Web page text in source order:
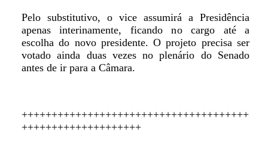
Pelo substitutivo, o vice assumirá a Presidência
apenas interinamente, ficando no cargo até a
escolha do novo presidente. O projeto precisa ser
votado ainda duas vezes no plenário do Senado
antes de ir para a Câmara.
++++++++++++++++++++++++++++++++++++++
++++++++++++++++++++